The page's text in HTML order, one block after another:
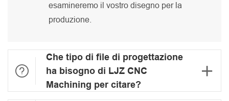
esamineremo il vostro disegno per la
produzione.

Che tipo di file di progettazione
ha bisogno di LJZ CNC
Machining per citare?
